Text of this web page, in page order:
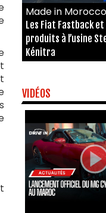
Made in Morocco
Les Fiat Fastback
produits à l’usine
Kénitra
VIDÉOS